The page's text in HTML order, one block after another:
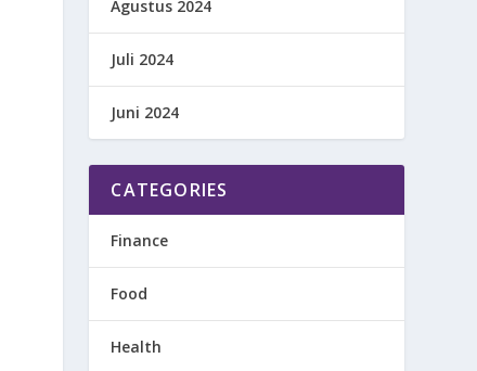
Agustus 2024
Juli 2024
Juni 2024
CATEGORIES
Finance
Food
Health